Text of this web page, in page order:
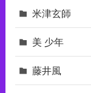
米津玄師
美 少年
藤井風